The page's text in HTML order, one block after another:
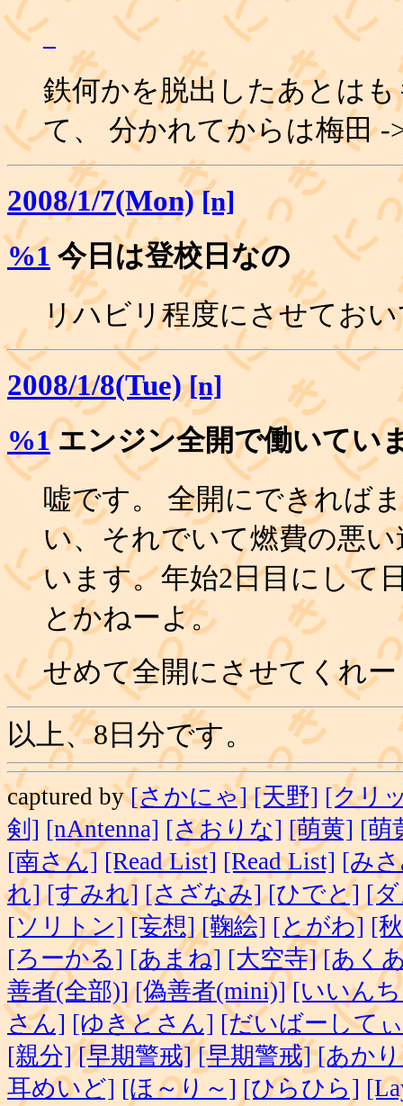
鉄何かを脱出したあとは
て、 分かれてからは梅田 -
2008/1/7(Mon) [n]
%1 今日は登校日なの
リハビリ程度にさせてお
2008/1/8(Tue) [n]
%1エンジン全開で働いてい
嘘です。 全開にできれば
い、それでいて燃費の悪
います。年始2日目にして
とかねーよ。
せめて全開にさせてくれ
以上、8日分です。
captured by[さかにゃ] [天野] [クリ
剣] [nAntenna] [さおりな] [萌黄] [萌
[南さん] [Read List] [Read List] [み
れ] [すみれ] [さざなみ] [ひでと] [
[ソリトン] [妄想] [鞠絵] [とがわ] [
[ろーかる] [あまね] [大空寺] [あく
善者(全部)] [偽善者(mini)] [いいん
さん] [ゆきとさん] [だいばーして
[親分] [早期警戒] [早期警戒] [あか
耳めいど] [ほ～り～] [ひらひら]